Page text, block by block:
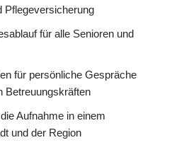
Pflegeversicherung
für alle Senioren und
für persönliche Gespräche
Betreuungskräften
Aufnahme in einem
und der Region